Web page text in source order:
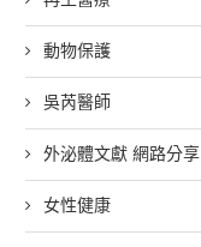
動物保護
吳芮醫師
外泌體文獻 網路分享
女性健康